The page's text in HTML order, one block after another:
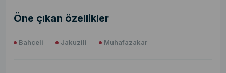
Öne çıkan özellikler
Bahçeli Jakuzili Muhafazakar